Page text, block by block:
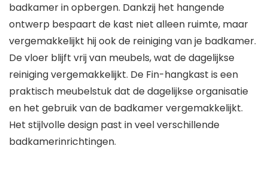
badkamer in opbergen. Dankzij het hangende
ontwerp bespaart de kast niet alleen ruimte, maar
vergemakkelijkt hij ook de reiniging van je badkamer.
De vloer blijft vrij van meubels, wat de dagelijkse
reiniging vergemakkelijkt. De Fin-hangkast is een
praktisch meubelstuk dat de dagelijkse organisatie
en het gebruik van de badkamer vergemakkelijkt.
Het stijlvolle design past in veel verschillende
badkamerinrichtingen.